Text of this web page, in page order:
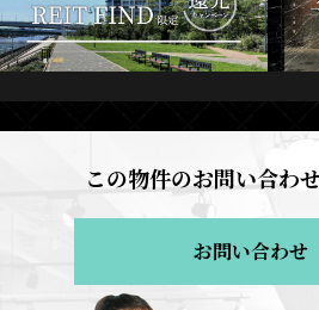
この物件のお問い合わ
お問い合わせ